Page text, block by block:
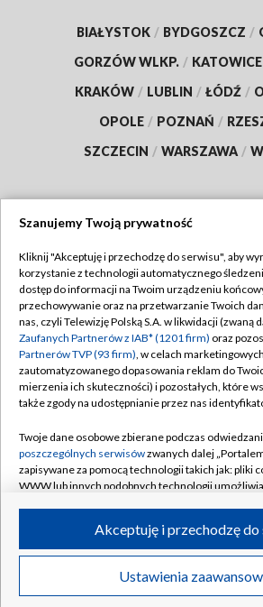
BIAŁYSTOK / BYDGOSZCZ /
GORZÓW WLKP. / KATOWICE
KRAKÓW / LUBLIN / ŁÓDŹ /
OPOLE / POZNAŃ /
SZCZECIN / WARSZAWA /
TVP
Abonament TVP
Emisja w TVP
Centrum informacji TVP
Naziemna Telewizja Cyfrowa
Rada Programowa
System NOS
Informacje o nadawcy
Program dla prasy
Ogłoszenie przetargowe
Regulamin TVP
Polityka
Moje zgody
Pomoc
Kontakt
Kanały
©2026 Telewizja Polska S.A.
Szanujemy Twoją prywatność
Kliknij "Akceptuję i przechodzę do serwisu", aby
korzystanie z technologii automatycznego
dostęp do informacji na Twoim urządzeniu
przechowywanie oraz na przetwarzanie Twoich
nas, czyli Telewizję Polską S.A. w likwidacji (zwaną
Zaufanych Partnerów z IAB* (1201 firm) oraz
Partnerów TVP (93 firm), w celach
zautomatyzowanego dopasowania reklam do
mierzenia ich skuteczności) i pozostałych, które
także zgody na udostępnianie przez nas
Twoje dane osobowe zbierane podczas
poszczególnych serwisówzwanych dalej
zapisywane za pomocą technologii takich jak: pliki
WWW lub innych podobnych technologii
ruchu w Internecie.
Twoje dane osobowe zbierane podczas
poszczególnych serwisówna Portalu, takie jak
Ustawienia
Akceptuję i przechodzę do